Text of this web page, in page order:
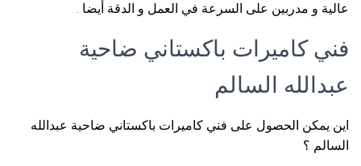
عالية و مدربين على السرعة في العمل و الدقة أيضا .
فني كاميرات باكستاني ضاحية
عبدالله السالم
اين يمكن الحصول على فني كاميرات باكستاني ضاحية عبدالله
السالم ؟